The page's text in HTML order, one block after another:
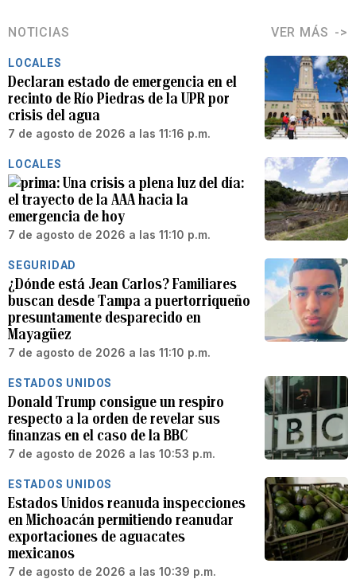
NOTICIAS VER MÁS
LOCALES
Declaran estado de emergencia en el
recinto de Río Piedras de la UPR por
crisis del agua
7 de agosto de 2026 a las 11:16 p.m.
LOCALES
Una crisis a plena luz del día:
el trayecto de la AAA hacia la
emergencia de hoy
7 de agosto de 2026 a las 11:10 p.m.
SEGURIDAD
¿Dónde está Jean Carlos? Familiares
buscan desde Tampa a puertorriqueño
presuntamente desparecido en
Mayagüez
7 de agosto de 2026 a las 11:10 p.m.
ESTADOS UNIDOS
Donald Trump consigue un respiro
respecto a la orden de revelar sus
finanzas en el caso de la BBC
7 de agosto de 2026 a las 10:53 p.m.
ESTADOS UNIDOS
Estados Unidos reanuda inspecciones
en Michoacán permitiendo reanudar
exportaciones de aguacates
mexicanos
7 de agosto de 2026 a las 10:39 p.m.